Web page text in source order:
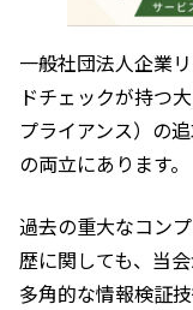
一般社団法人企業
ドチェックが持つ
プライアンス）の
の両立にあります。
過去の重大なコン
歴に関しても、当
多角的な情報検証